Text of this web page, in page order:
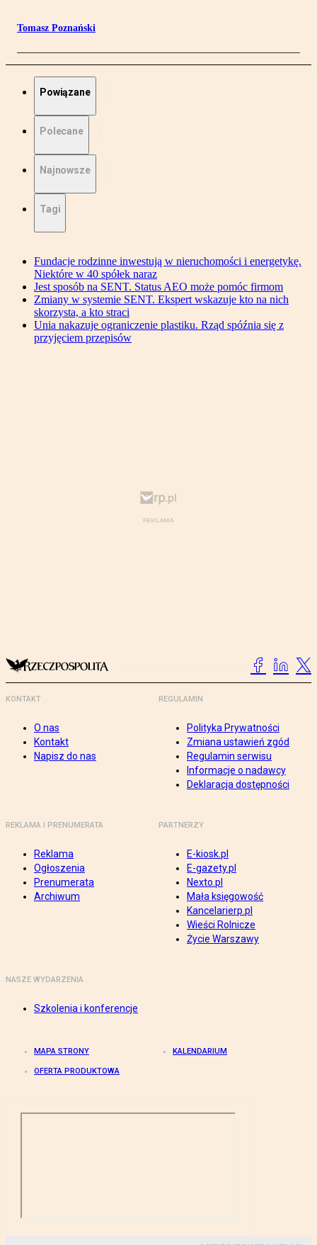
Tomasz Poznański
Powiązane
Polecane
Najnowsze
Tagi
Fundacje rodzinne inwestują w nieruchomości i energetykę.
Niektóre w 40 spółek naraz
Jest sposób na SENT. Status AEO może pomóc firmom
Zmiany w systemie SENT. Ekspert wskazuje kto na nich
skorzysta, a kto straci
Unia nakazuje ograniczenie plastiku. Rząd spóźnia się z
przyjęciem przepisów
KONTAKT
O nas
Kontakt
Napisz do nas
REGULAMIN
Polityka Prywatności
Zmiana ustawień zgód
Regulamin serwisu
Informacje o nadawcy
Deklaracja dostępności
REKLAMA I PRENUMERATA
Reklama
Ogłoszenia
Prenumerata
Archiwum
PARTNERZY
E-kiosk.pl
E-gazety.pl
Nexto.pl
Mała księgowość
Kancelarierp.pl
Wieści Rolnicze
Życie Warszawy
NASZE WYDARZENIA
Szkolenia i konferencje
MAPA STRONY KALENDARIUM
OFERTA PRODUKTOWA